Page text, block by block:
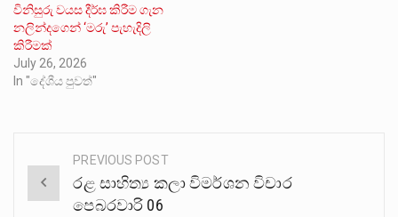
විනිසුරු වයස දීර්ඝ කිරීම ගැන
නලින්දගෙන් ‘මරු’ පැහැදිලි
කිරීමක්
July 26, 2026
In "දේශීය පුවත්"
Post
navigation
PREVIOUS POST
රළ සාහිත්‍ය කලා විමර්ශන විචාර
පෙබරවාරි 06